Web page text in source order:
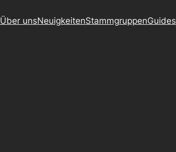
Über unsNeuigkeitenStammgruppenGuides